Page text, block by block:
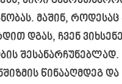
მაშინ,
დგას,​ ჩვენ
წინააღმდეგ